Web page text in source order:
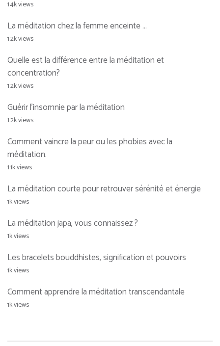
1.4k views
La méditation chez la femme enceinte …
1.2k views
Quelle est la différence entre la méditation et
concentration?
1.2k views
Guérir l’insomnie par la méditation
1.2k views
Comment vaincre la peur ou les phobies avec la
méditation.
1.1k views
La méditation courte pour retrouver sérénité et énergie
1k views
La méditation japa, vous connaissez ?
1k views
Les bracelets bouddhistes, signification et pouvoirs
1k views
Comment apprendre la méditation transcendantale
1k views